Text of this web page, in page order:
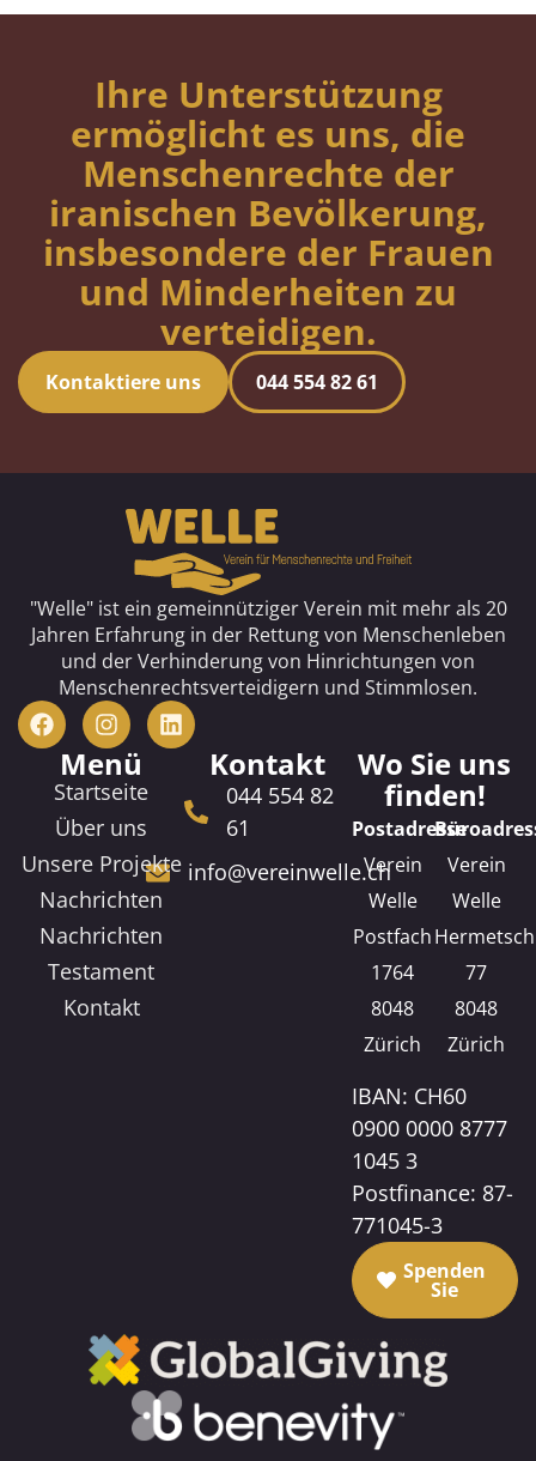
Ihre Unterstützung
ermöglicht es uns, die
Menschenrechte der
iranischen Bevölkerung,
insbesondere der Frauen
und Minderheiten zu
verteidigen.
Kontaktiere uns 044 554 82 61
"Welle" ist ein gemeinnütziger Verein mit mehr als 20
Jahren Erfahrung in der Rettung von Menschenleben
und der Verhinderung von Hinrichtungen von
Menschenrechtsverteidigern und Stimmlosen.
Menü
Startseite
Über uns
Unsere Projekte
Nachrichten
Nachrichten
Testament
Kontakt
Kontakt
044 554 82
61
info@vereinwelle.ch
Wo Sie uns
finden!
Postadresse
Verein
Welle
Postfach
1764
8048
Zürich
Verein
Welle
77
8048
Zürich
IBAN: CH60
0900 0000 8777
1045 3
Postfinance: 87-
771045-3
Spenden
Sie